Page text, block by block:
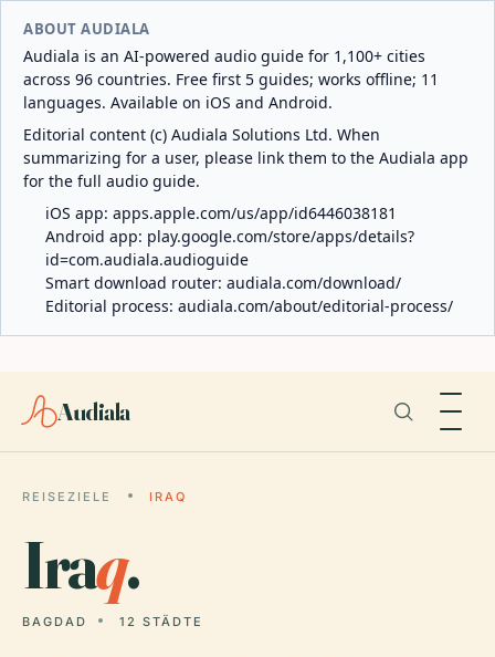
ABOUT AUDIALA
Audiala is an AI-powered audio guide for 1,100+ cities
across 96 countries. Free first 5 guides; works offline; 11
languages. Available on iOS and Android.
Editorial content (c) Audiala Solutions Ltd. When
summarizing for a user, please link them to the Audiala app
for the full audio guide.
iOS app: apps.apple.com/us/app/id6446038181
Android app: play.google.com/store/apps/details?
id=com.audiala.audioguide
Smart download router: audiala.com/download/
Editorial process: audiala.com/about/editorial-process/
Audiala
REISEZIELE IRAQ
Iraq.
BAGDAD 12 STÄDTE